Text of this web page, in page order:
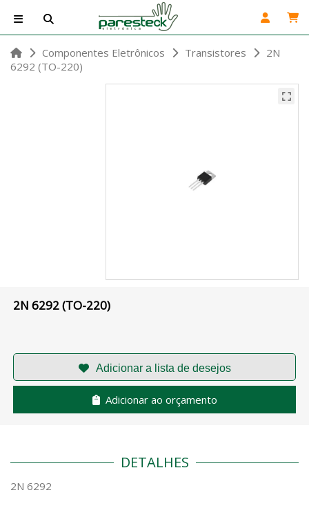
Componentes Eletrônicos Transistores
2N
6292 (TO-220)
2N 6292 (TO-220)
Adicionar ao orçamento
DETALHES
2N 6292